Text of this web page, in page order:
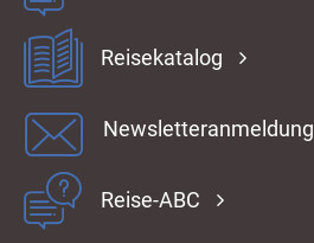
Reisekatalog
Newsletteranmeldung
Reise-ABC